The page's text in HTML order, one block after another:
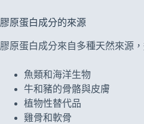
膠原蛋白成分的來源
膠原蛋白成分來自多種天然來源
魚類和海洋生物
牛和豬的骨骼與皮膚
植物性替代品
雞骨和軟骨